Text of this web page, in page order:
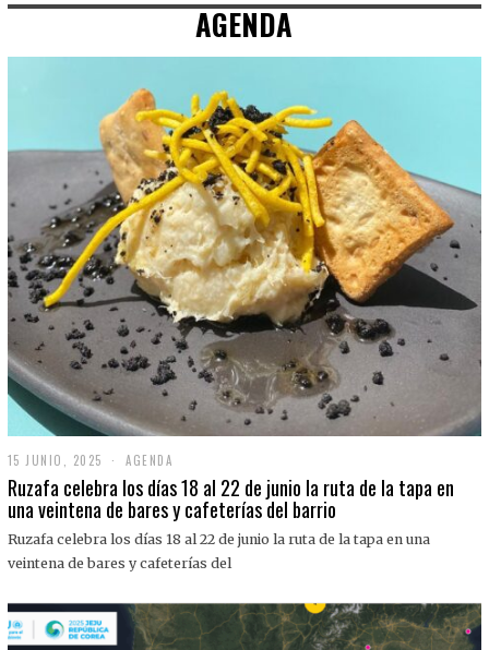
AGENDA
15 JUNIO, 2025
J
U
I
O
0
2
5
AGENDA
Ruzafa celebra los días 18 al 22 de junio la ruta de la tapa en
una veintena de bares y cafeterías del barrio
Ruzafa celebra los días 18 al 22 de junio la ruta de la tapa en una
veintena de bares y cafeterías del